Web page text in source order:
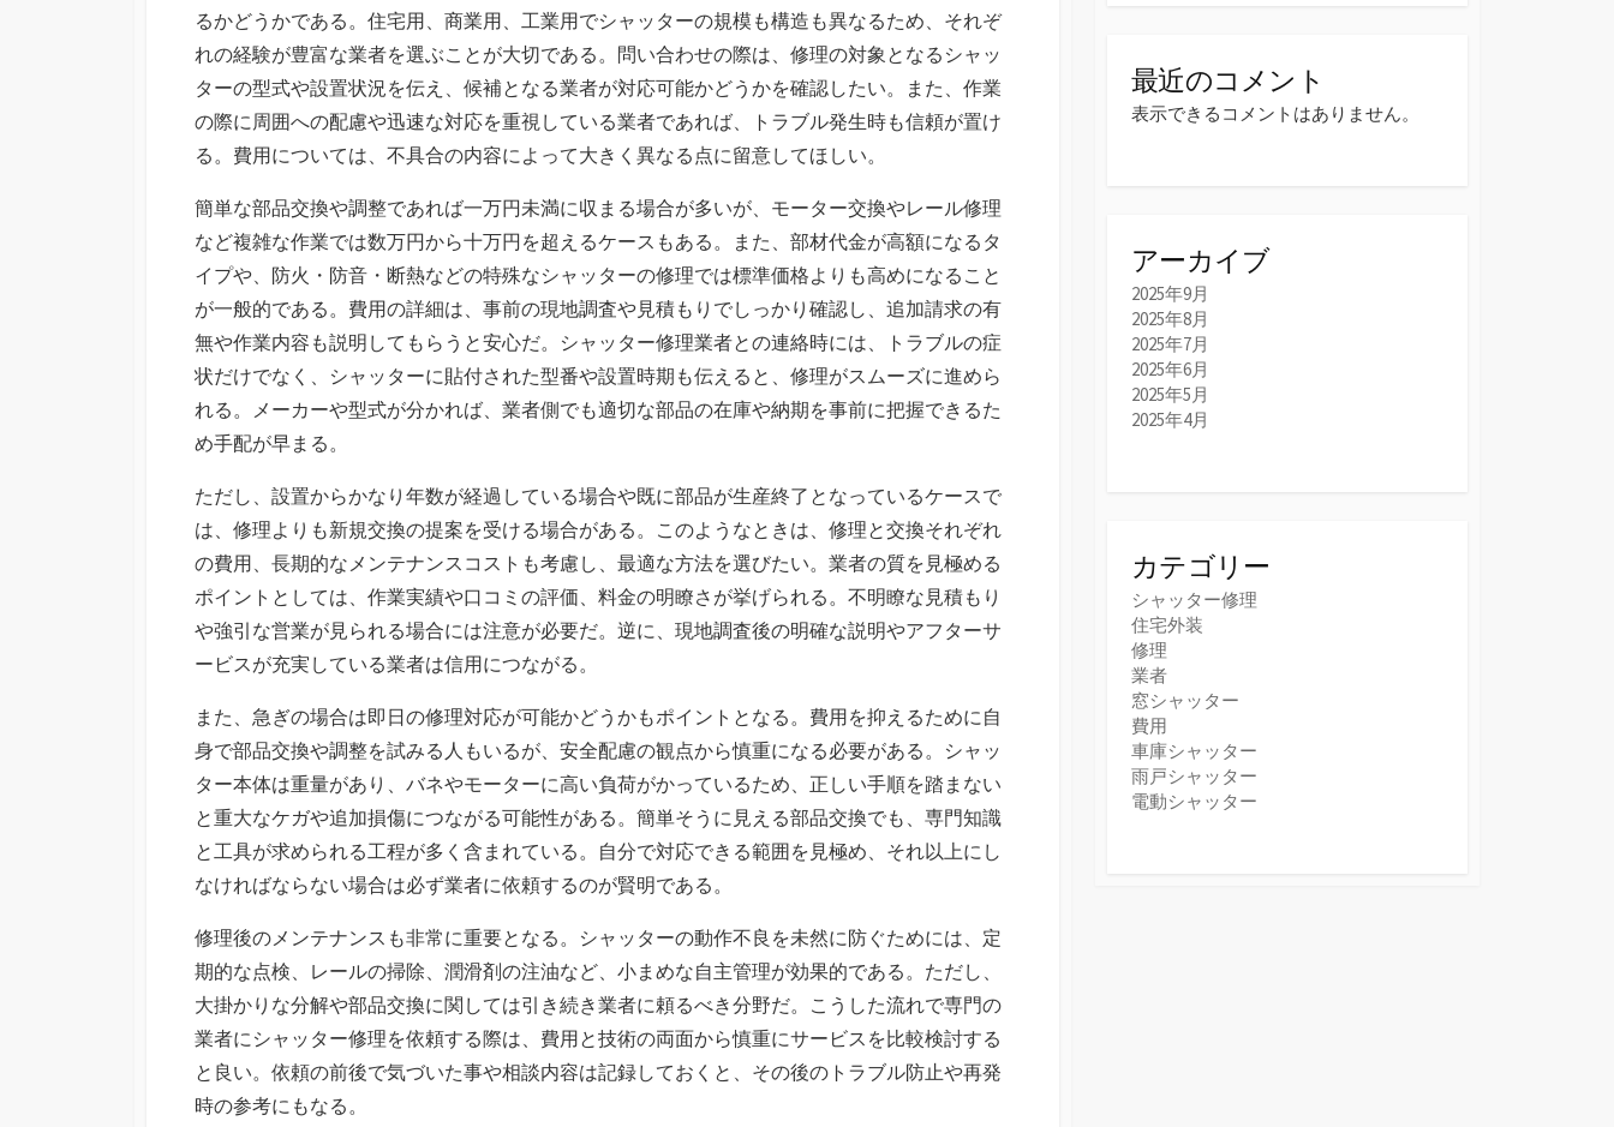
るかどうかである。住宅用、商業用、工業用でシャッターの規模も構造も異なるため、それぞ
れの経験が豊富な業者を選ぶことが大切である。問い合わせの際は、修理の対象となるシャッ
ターの型式や設置状況を伝え、候補となる業者が対応可能かどうかを確認したい。また、作業
の際に周囲への配慮や迅速な対応を重視している業者であれば、トラブル発生時も信頼が置け
る。費用については、不具合の内容によって大きく異なる点に留意してほしい。
簡単な部品交換や調整であれば一万円未満に収まる場合が多いが、モーター交換やレール修理
など複雑な作業では数万円から十万円を超えるケースもある。また、部材代金が高額になるタ
イプや、防火・防音・断熱などの特殊なシャッターの修理では標準価格よりも高めになること
が一般的である。費用の詳細は、事前の現地調査や見積もりでしっかり確認し、追加請求の有
無や作業内容も説明してもらうと安心だ。シャッター修理業者との連絡時には、トラブルの症
状だけでなく、シャッターに貼付された型番や設置時期も伝えると、修理がスムーズに進めら
れる。メーカーや型式が分かれば、業者側でも適切な部品の在庫や納期を事前に把握できるた
め手配が早まる。
ただし、設置からかなり年数が経過している場合や既に部品が生産終了となっているケースで
は、修理よりも新規交換の提案を受ける場合がある。このようなときは、修理と交換それぞれ
の費用、長期的なメンテナンスコストも考慮し、最適な方法を選びたい。業者の質を見極める
ポイントとしては、作業実績や口コミの評価、料金の明瞭さが挙げられる。不明瞭な見積もり
や強引な営業が見られる場合には注意が必要だ。逆に、現地調査後の明確な説明やアフターサ
ービスが充実している業者は信用につながる。
また、急ぎの場合は即日の修理対応が可能かどうかもポイントとなる。費用を抑えるために自
身で部品交換や調整を試みる人もいるが、安全配慮の観点から慎重になる必要がある。シャッ
ター本体は重量があり、バネやモーターに高い負荷がかっているため、正しい手順を踏まない
と重大なケガや追加損傷につながる可能性がある。簡単そうに見える部品交換でも、専門知識
と工具が求められる工程が多く含まれている。自分で対応できる範囲を見極め、それ以上にし
なければならない場合は必ず業者に依頼するのが賢明である。
修理後のメンテナンスも非常に重要となる。シャッターの動作不良を未然に防ぐためには、定
期的な点検、レールの掃除、潤滑剤の注油など、小まめな自主管理が効果的である。ただし、
大掛かりな分解や部品交換に関しては引き続き業者に頼るべき分野だ。こうした流れで専門の
業者にシャッター修理を依頼する際は、費用と技術の両面から慎重にサービスを比較検討する
と良い。依頼の前後で気づいた事や相談内容は記録しておくと、その後のトラブル防止や再発
時の参考にもなる。
最近のコメント
表示できるコメントはありません。
アーカイブ
2025年9月
2025年8月
2025年7月
2025年6月
2025年5月
2025年4月
カテゴリー
シャッター修理
住宅外装
修理
業者
窓シャッター
費用
車庫シャッター
雨戸シャッター
電動シャッター